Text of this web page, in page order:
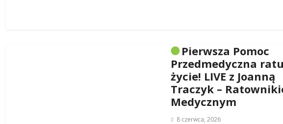
Pierwsza Pomoc
Przedmedyczna
życie! LIVE z Joanną
Traczyk –
Medycznym
8 czerwca, 2026